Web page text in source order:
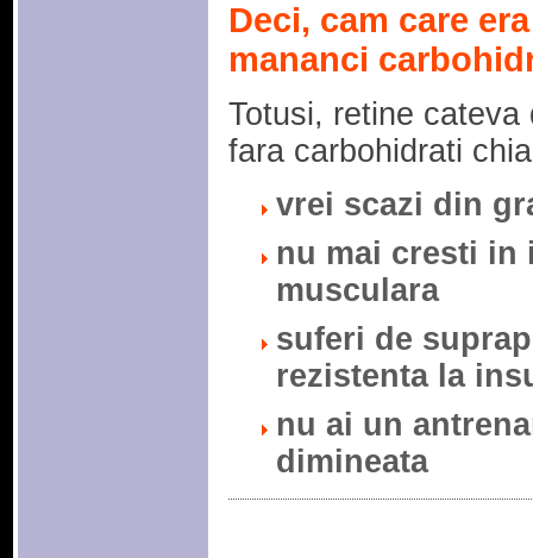
Deci, cam care
mananci
Totusi, retine
fara carbohidrati
vrei scazi din
nu mai cresti in
musculara
suferi de
rezistenta la
nu ai un
dimineata